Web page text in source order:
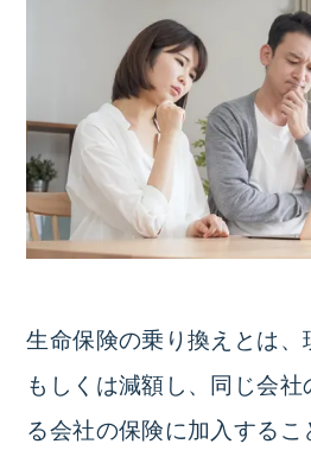
生命保険の乗り換えとは、
もしくは減額し、同じ会
る会社の保険に加入するこ